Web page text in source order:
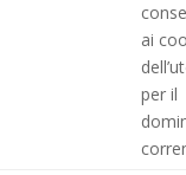
ai
per il